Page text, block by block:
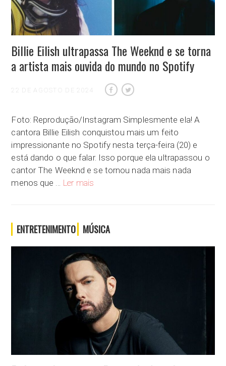
Billie Eilish ultrapassa The Weeknd e se torna
a artista mais ouvida do mundo no Spotify
22 DE AGOSTO DE 2024
Foto: Reprodução/Instagram Simplesmente ela! A
cantora Billie Eilish conquistou mais um feito
impressionante no Spotify nesta terça-feira (20) e
está dando o que falar. Isso porque ela ultrapassou o
cantor The Weeknd e se tornou nada mais nada
menos que … Ler mais
ENTRETENIMENTO MÚSICA